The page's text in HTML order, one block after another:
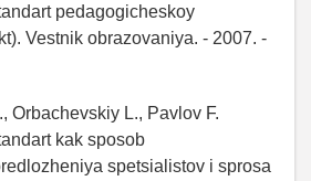
pedagogicheskoy
Vestnik obrazovaniya. - 2007. -
Orbachevskiy L., Pavlov F.
kak sposob
spetsialistov i sprosa